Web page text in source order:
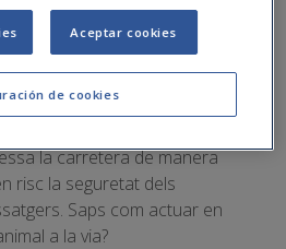
per a la DGT es tracta
a la carretera pot
tant als vehicles com a
la carretera de manera
risc la seguretat dels
Saps com actuar en
a la via?
de cookies
Aceptar cookies